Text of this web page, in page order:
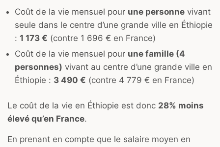
Coût de la vie mensuel pour une personne vivant
seule dans le centre d’une grande ville en Éthiopie
: 1 173 € (contre 1 696 € en France)
Coût de la vie mensuel pour une famille (4
personnes) vivant au centre d’une grande ville en
Éthiopie : 3 490 € (contre 4 779 € en France)
Le coût de la vie en Éthiopie est donc 28% moins
élevé qu’en France.
En prenant en compte que le salaire moyen en